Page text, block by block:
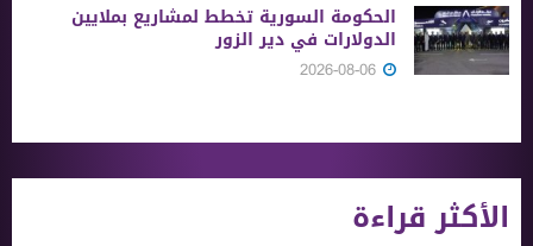
الحكومة السورية تخطط لمشاريع بملايين
الدولارات في دير الزور
الأكثر قراءة